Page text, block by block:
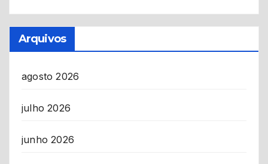
Arquivos
agosto 2026
julho 2026
junho 2026